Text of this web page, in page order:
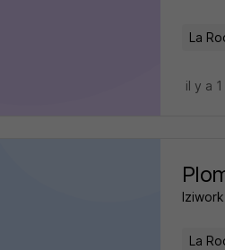
La
il y a
Iziwork
La